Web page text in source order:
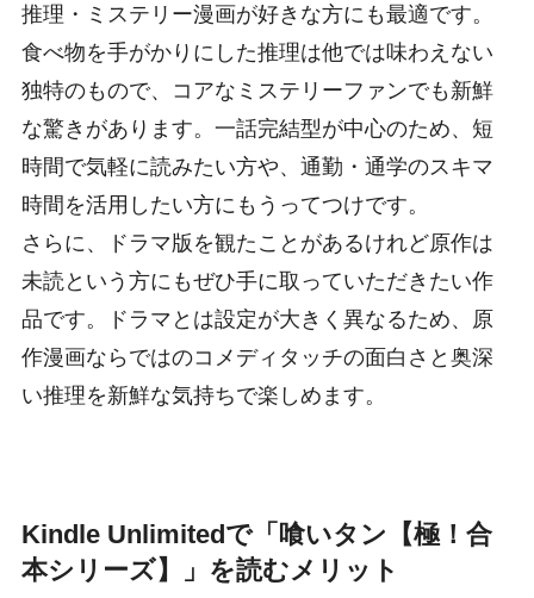
推理・ミステリー漫画が好きな方にも最適です。
食べ物を手がかりにした推理は他では味わえない
独特のもので、コアなミステリーファンでも新鮮
な驚きがあります。一話完結型が中心のため、短
時間で気軽に読みたい方や、通勤・通学のスキマ
時間を活用したい方にもうってつけです。
さらに、ドラマ版を観たことがあるけれど原作は
未読という方にもぜひ手に取っていただきたい作
品です。ドラマとは設定が大きく異なるため、原
作漫画ならではのコメディタッチの面白さと奥深
い推理を新鮮な気持ちで楽しめます。
Kindle Unlimitedで「喰いタン【極！合
本シリーズ】」を読むメリット